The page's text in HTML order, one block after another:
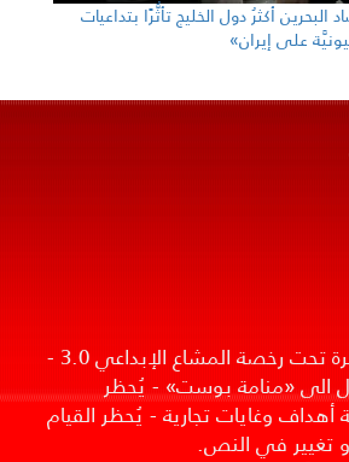
أكثرُ دول الخليج تأثُّرًا بتداعيات
على إيران»
منامة بوست متوفرة تحت رخصة المشاع الإبداعي 3.0 -
«منامة بوست» - يُحظر
وغايات تجارية - يُحظر القيام
في النص.